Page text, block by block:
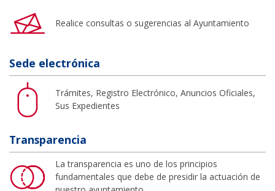
Realice consultas o sugerencias al Ayuntamiento
Sede electrónica
Trámites, Registro Electrónico, Anuncios Oficiales,
Sus Expedientes
Transparencia
La transparencia es uno de los principios
fundamentales que debe de presidir la actuación de